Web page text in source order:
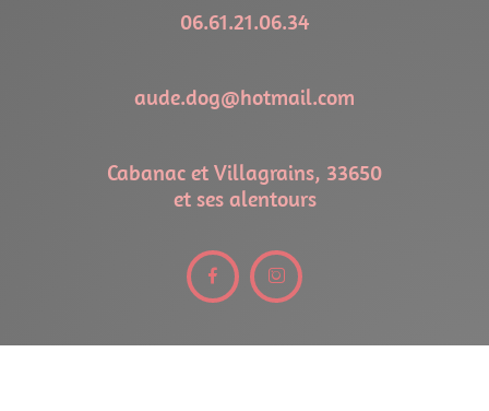
06.61.21.06.34
aude.dog@hotmail.com
Cabanac et Villagrains, 33650
et ses alentours
 